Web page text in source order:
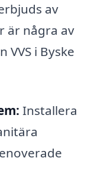
av
är några av
i Byske
Installera